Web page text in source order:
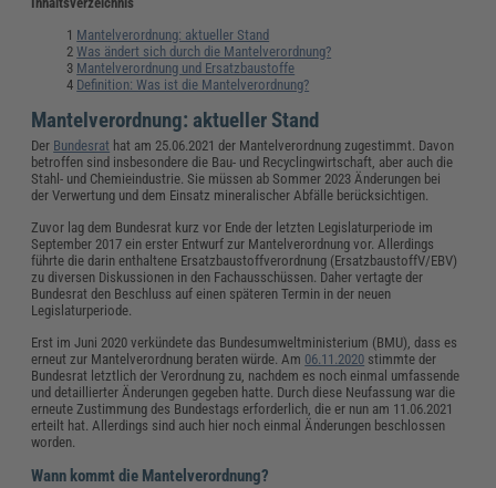
Mantelverordnung: aktueller Stand
Was ändert sich durch die Mantelverordnung?
Mantelverordnung und Ersatzbaustoffe
Definition: Was ist die Mantelverordnung?
Mantelverordnung: aktueller Stand
Der Bundesrat hat am 25.06.2021 der Mantelverordnung zugestimmt. Davon
betroffen sind insbesondere die Bau- und Recyclingwirtschaft, aber auch die
Stahl- und Chemieindustrie. Sie müssen ab Sommer 2023 Änderungen bei
der Verwertung und dem Einsatz mineralischer Abfälle berücksichtigen.
Zuvor lag dem Bundesrat kurz vor Ende der letzten Legislaturperiode im
September 2017 ein erster Entwurf zur Mantelverordnung vor. Allerdings
führte die darin enthaltene Ersatzbaustoffverordnung (ErsatzbaustoffV/EBV)
zu diversen Diskussionen in den Fachausschüssen. Daher vertagte der
Bundesrat den Beschluss auf einen späteren Termin in der neuen
Legislaturperiode.
Erst im Juni 2020 verkündete das Bundesumweltministerium (BMU), dass es
erneut zur Mantelverordnung beraten würde. Am 06.11.2020 stimmte der
Bundesrat letztlich der Verordnung zu, nachdem es noch einmal umfassende
und detaillierter Änderungen gegeben hatte. Durch diese Neufassung war die
erneute Zustimmung des Bundestags erforderlich, die er nun am 11.06.2021
erteilt hat. Allerdings sind auch hier noch einmal Änderungen beschlossen
worden.
Wann kommt die Mantelverordnung?